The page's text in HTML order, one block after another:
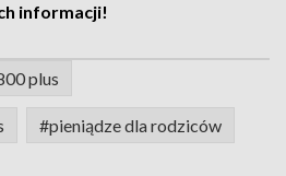
informacji!
plus
#pieniądze dla rodziców